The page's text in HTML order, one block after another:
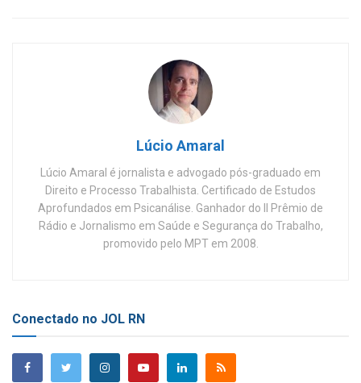
Lúcio Amaral
Lúcio Amaral é jornalista e advogado pós-graduado em
Direito e Processo Trabalhista. Certificado de Estudos
Aprofundados em Psicanálise. Ganhador do II Prêmio de
Rádio e Jornalismo em Saúde e Segurança do Trabalho,
promovido pelo MPT em 2008.
Conectado no JOL RN